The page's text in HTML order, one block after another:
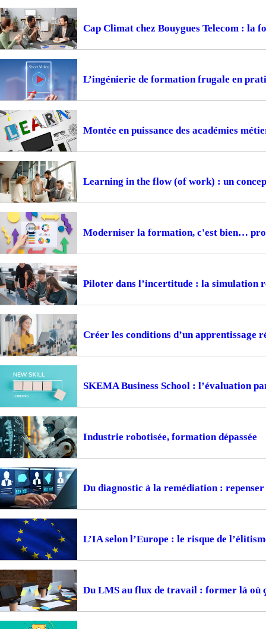
Cap Climat chez Bouygues Telecom : la
L’ingénierie de formation frugale en
Montée en puissance des académies
Learning in the flow (of work) : un
Moderniser la formation, c'est bien…
Piloter dans l’incertitude : la simulation
Créer les conditions d’un apprentissage
SKEMA Business School : l’évaluation
Industrie robotisée, formation dépassée
Du diagnostic à la remédiation :
L’IA selon l’Europe : le risque de
Du LMS au flux de travail : former là où